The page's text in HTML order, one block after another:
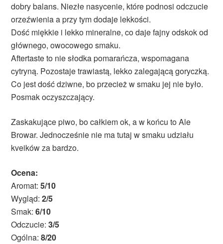
dobry balans. Niezłe nasycenie, które podnosi odczucie
orzeźwienia a przy tym dodaje lekkości.
Dość miękkie i lekko mineralne, co daje fajny odskok od
głównego, owocowego smaku.
Aftertaste to nie słodka pomarańcza, wspomagana
cytryną. Pozostaje trawiastą, lekko zalegającą goryczką.
Co jest dość dziwne, bo przecież w smaku jej nie było.
Posmak oczyszczający.
Zaskakujące piwo, bo całkiem ok, a w końcu to Ale
Browar. Jednocześnie nie ma tutaj w smaku udziału
kveików za bardzo.
Ocena:
Aromat:5/10
Wygląd:2/5
Smak:6/10
Odczucie:3/5
Ogólna:8/20